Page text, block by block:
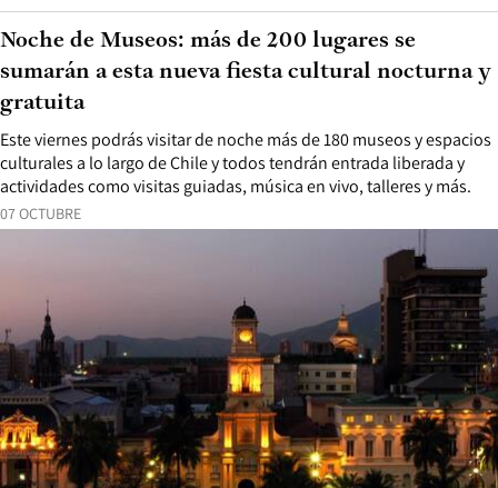
07 OCTUBRE
Este viernes podrás visitar de noche más de 180 museos y espacios
culturales a lo largo de Chile y todos tendrán entrada liberada y
actividades como visitas guiadas, música en vivo, talleres y más.
Noche de Museos: más de 200 lugares se
sumarán a esta nueva fiesta cultural nocturna y
gratuita